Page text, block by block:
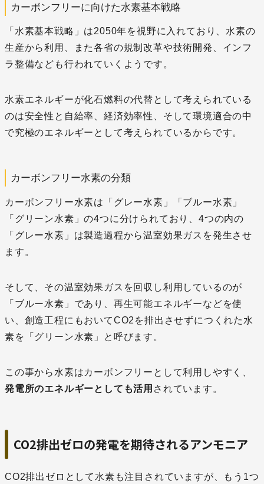
カーボンフリーに向けた水素基本戦略
「水素基本戦略」は2050年を視野に入れており、水素の
生産から利用、また各省の規制改革や技術開発、インフ
ラ整備なども行われていくようです。
水素エネルギーが化石燃料の代替として考えられている
のは安全性と自給率、経済効率性、そして環境適合の中
で究極のエネルギーとして考えられているからです。
カーボンフリー水素の分類
カーボンフリー水素は「グレー水素」「ブルー水素」
「グリーン水素」の4つに分けられており、4つの内の
「グレー水素」は製造過程から温室効果ガスを発生させ
ます。
そして、その温室効果ガスを回収し利用しているのが
「ブルー水素」であり、再生可能エネルギーなどを使
い、創造工程にもおいてCO2を排出させずにつくれた水
素を「グリーン水素」と呼びます。
この事から水素はカーボンフリーとして利用しやすく、
発電所のエネルギーとしても活用 されています。
CO2排出ゼロの発電を期待されるアンモニア
CO2排出ゼロとして水素も注目されていますが、もう1つ